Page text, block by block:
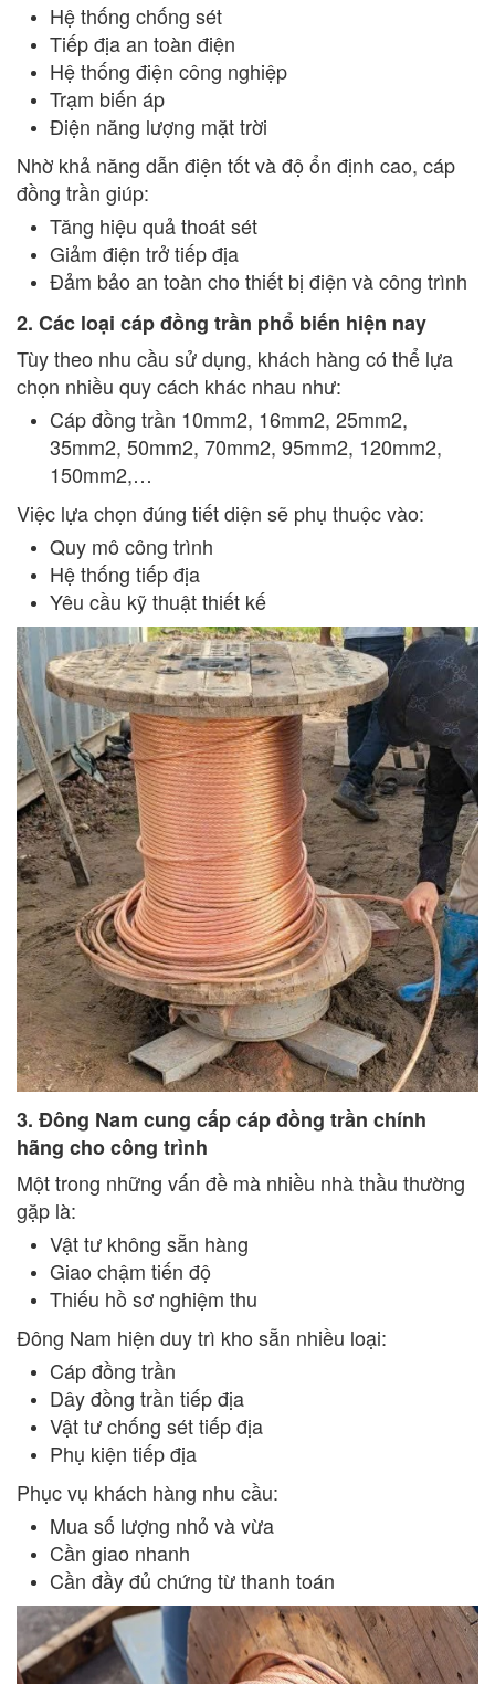
Hệ thống chống sét
Tiếp địa an toàn điện
Hệ thống điện công nghiệp
Trạm biến áp
Điện năng lượng mặt trời
Nhờ khả năng dẫn điện tốt và độ ổn định cao, cáp
đồng trần giúp:
Tăng hiệu quả thoát sét
Giảm điện trở tiếp địa
Đảm bảo an toàn cho thiết bị điện và công trình
2. Các loại cáp đồng trần phổ biến hiện nay
Tùy theo nhu cầu sử dụng, khách hàng có thể lựa
chọn nhiều quy cách khác nhau như:
Cáp đồng trần 10mm2, 16mm2, 25mm2,
35mm2, 50mm2, 70mm2, 95mm2, 120mm2,
150mm2,…
Việc lựa chọn đúng tiết diện sẽ phụ thuộc vào:
Quy mô công trình
Hệ thống tiếp địa
Yêu cầu kỹ thuật thiết kế
3. Đông Nam cung cấp cáp đồng trần chính
hãng cho công trình
Một trong những vấn đề mà nhiều nhà thầu thường
gặp là:
Vật tư không sẵn hàng
Giao chậm tiến độ
Thiếu hồ sơ nghiệm thu
Đông Nam hiện duy trì kho sẵn nhiều loại:
Cáp đồng trần
Dây đồng trần tiếp địa
Vật tư chống sét tiếp địa
Phụ kiện tiếp địa
Phục vụ khách hàng nhu cầu:
Mua số lượng nhỏ và vừa
Cần giao nhanh
Cần đầy đủ chứng từ thanh toán